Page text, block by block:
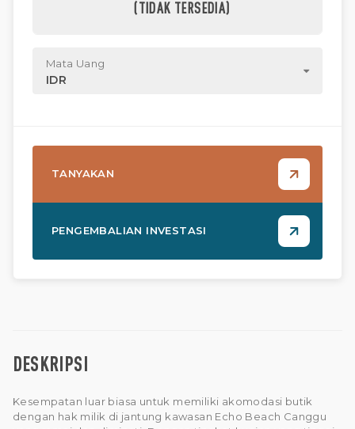
DESKRIPSI
Kesempatan luar biasa untuk memiliki akomodasi butik
dengan hak milik di jantung kawasan Echo Beach Canggu
(TIDAK TERSEDIA)
Mata Uang
IDR
TANYAKAN
PENGEMBALIAN INVESTASI